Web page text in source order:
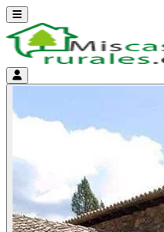
Abrir menú
Menú de cuenta